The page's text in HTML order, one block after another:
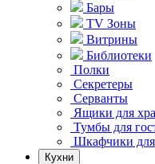
Бары
TV Зоны
Витрины
Библиотеки
Полки
Секретеры
Серванты
Ящики для
Тумбы для
Шкафчики для
Кухни